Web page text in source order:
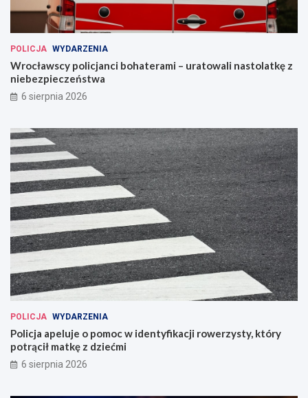
POLICJA WYDARZENIA
Wrocławscy policjanci bohaterami – uratowali nastolatkę z
niebezpieczeństwa
6 sierpnia 2026
POLICJA WYDARZENIA
Policja apeluje o pomoc w identyfikacji rowerzysty, który
potrącił matkę z dziećmi
6 sierpnia 2026